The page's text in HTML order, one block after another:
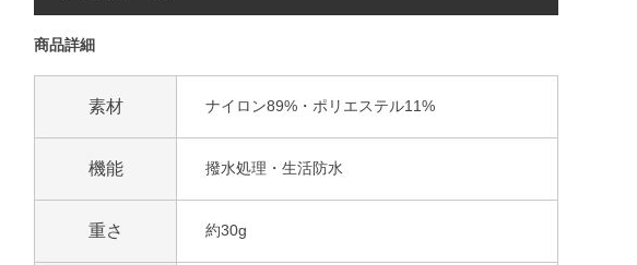
商品詳細
素材 ナイロン89%・ポリエステル11%
機能 撥水処理・生活防水
重さ 約30g